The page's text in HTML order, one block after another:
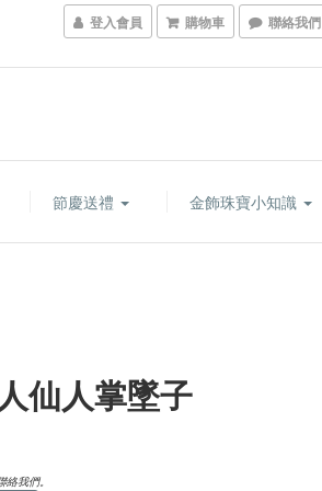
登入會員 購物車 聯絡我們
節慶送禮 金飾珠寶小知識
仙人掌墜子
我們。